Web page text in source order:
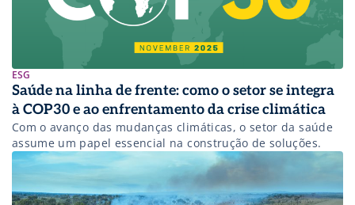
ESG
Saúde na linha de frente: como o setor se integra
à COP30 e ao enfrentamento da crise climática
Com o avanço das mudanças climáticas, o setor da saúde
assume um papel essencial na construção de soluções.